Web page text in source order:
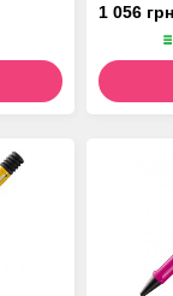
1 056